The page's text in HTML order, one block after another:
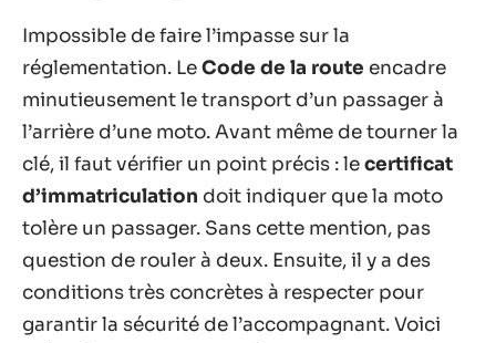
Impossible de faire l’impasse sur la
réglementation. LeCode de la route encadre
minutieusement le transport d’un passager à
l’arrière d’une moto. Avant même de tourner la
clé, il faut vérifier un point précis : lecertificat
d’immatriculation doit indiquer que la moto
tolère un passager. Sans cette mention, pas
question de rouler à deux. Ensuite, il y a des
conditions très concrètes à respecter pour
garantir la sécurité de l’accompagnant. Voici